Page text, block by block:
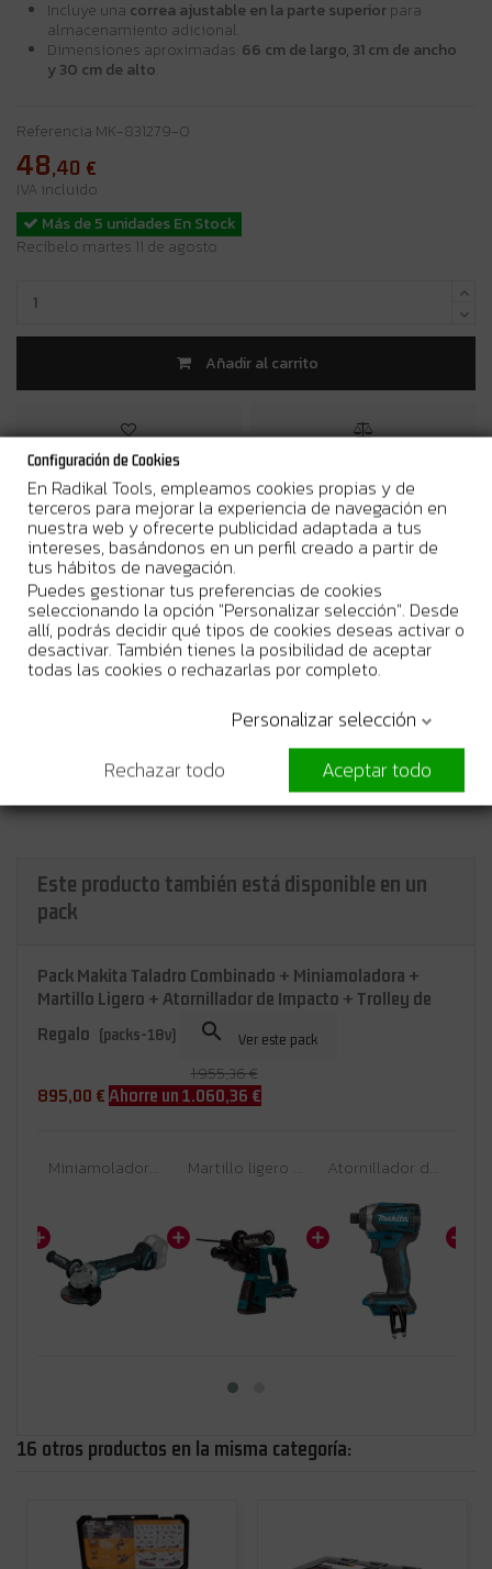
Incluye una correa ajustable en la parte superiorpara
almacenamiento adicional.
Dimensiones aproximadas: 66 cm de largo, 31 cm de ancho
y 30 cm de alto
Referencia MK-831279-0
48,40 €
IVA incluido
Más de 5 unidades En Stock
Recíbelo martes 11 de agosto
Añadir al carrito
¿Por qué comprar en Radikal Tools?
Entrega en 24/48h laborables
Stock real. Envío urgente disponible
Garantia Oficial del Fabricante
Detalles del producto
Este producto también está disponible en un
pack
Pack Makita Taladro Combinado + Miniamoladora +
Martillo Ligero + Atornillador de Impacto + Trolley de
Regalo
(packs-18v)  Ver este pack
1.955,36 €
895,00 € Ahorre un 1.060,36 €
16 otros productos en la misma categoría:
Configuración de Cookies
En Radikal Tools, empleamos cookies propias y de
terceros para mejorar la experiencia de navegación en
nuestra web y ofrecerte publicidad adaptada a tus
intereses, basándonos en un perfil creado a partir de
tus hábitos de navegación.
Puedes gestionar tus preferencias de cookies
seleccionando la opción "Personalizar selección". Desde
allí, podrás decidir qué tipos de cookies deseas activar o
desactivar. También tienes la posibilidad de aceptar
todas las cookies o rechazarlas por completo.
Personalizar selección
Rechazar todo
Aceptar todo